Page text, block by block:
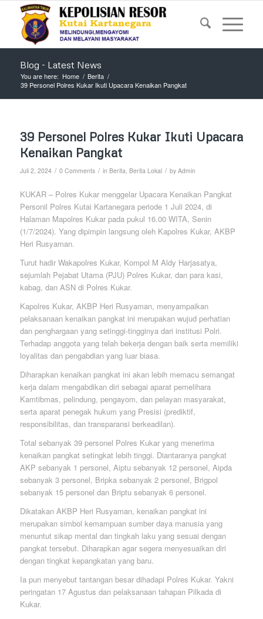
Blog - Latest News
You are here: Home / Berita /
39 Personel Polres Kukar Ikuti Upacara Kenaikan Pangkat
39 Personel Polres Kukar Ikuti Upacara
Kenaikan Pangkat
Juli 2, 2024 / 0 Comments / in Berita, Berita Lokal / by Admin
KUKAR – Polres Kukar menggelar Upacara Kenaikan Pangkat
Personil Polres Kutai Kartanegara periode 1 Juli 2024, di
Halaman Mapolres Kukar pada pukul 16.00 WITA, Senin
(1/7/2024). Yang dipimpin langsung oleh Kapolres Kukar, AKBP
Heri Rusyaman.
Turut hadir Wakapolres Kukar, Kompol M Aldy Harjasatya,
sejumlah Pejabat Utama (PJU) Polres Kukar, dan para kasi,
kabag, dan ASN di Polres Kukar.
Kapolres Kukar, AKBP Heri Rusyaman, menyampaikan
pelaksanaan kenaikan pangkat ini merupakan wujud perhatian
dan penghargaan yang setinggi-tingginya dari institusi Polri.
Terhadap anggota yang telah bekerja dengan baik serta memiliki
loyalitas dan pengabdian yang luar biasa.
Diharapkan kenaikan pangkat ini akan lebih memacu semangat
kerja dalam mengabdikan diri sebagai aparat pemelihara
Kamtibmas, pelindung, pengayom, dan pelayan masyarakat,
serta aparat penegak hukum yang Presisi (prediktif,
responsibilitas, dan transparansi berkeadilan).
Total sebanyak 39 personel Polres Kukar yang menerima
kenaikan pangkat setingkat lebih tinggi. Diantaranya pangkat
AKP sebanyak 1 personel, Aiptu sebanyak 12 personel, Aipda
sebanyak 3 personel, Bripka sebanyak 2 personel, Brigpol
sebanyak 15 personel dan Briptu sebanyak 6 personel.
Dikatakan AKBP Heri Rusyaman, kenaikan pangkat ini
merupakan simbol kemampuan sumber daya manusia yang
menuntut sikap mental dan tingkah laku yang sesuai dengan
pangkat tersebut. Diharapkan agar segera menyesuaikan diri
dengan tingkat kepangkatan yang baru.
Ia pun menyebut tantangan besar dihadapi Polres Kukar. Yakni
peringatan 17 Agustus dan pelaksanaan tahapan Pilkada di
Kukar.